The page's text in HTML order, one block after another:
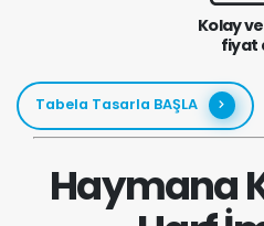
Kolay ve
fiyat
Tabela Tasarla BAŞLA
Haymana